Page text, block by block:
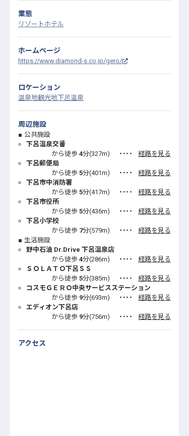
業態
リゾートホテル
ホームページ
https://www.diamond-s.co.jp/gero/
ロケーション
温泉地観光地下呂温泉
周辺施設
公共施設
下呂温泉交番
から徒歩 4分(327m) ・・・・
経路を見る
下呂郵便局
から徒歩 5分(401m) ・・・・
経路を見る
下呂市中消防署
から徒歩 5分(417m) ・・・・
経路を見る
下呂市役所
から徒歩 5分(436m) ・・・・
経路を見る
下呂小学校
から徒歩 7分(579m) ・・・・
経路を見る
生活施設
野中石油 Dr.Drive 下呂温泉店
から徒歩 4分(286m) ・・・・
経路を見る
ＳＯＬＡＴＯ下呂ＳＳ
から徒歩 5分(385m) ・・・・
経路を見る
コスモＧＥＲＯ中央サービスステーション
から徒歩 9分(693m) ・・・・
経路を見る
エディオン下呂店
から徒歩 9分(756m) ・・・・ 経路を見る
アクセス